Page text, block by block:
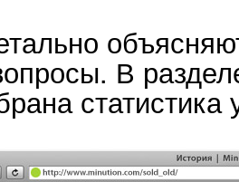
В
статистика